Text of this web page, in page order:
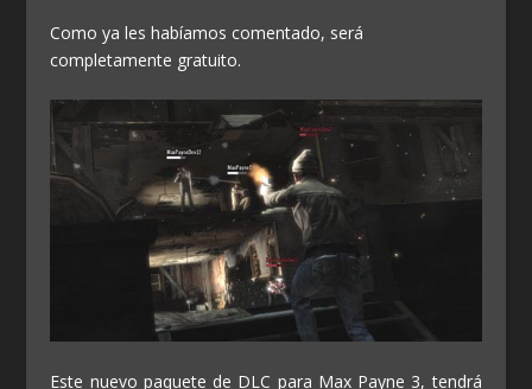
Como ya les habíamos comentado, será
completamente gratuito.
Este nuevo paquete de DLC para Max Payne 3, tendrá